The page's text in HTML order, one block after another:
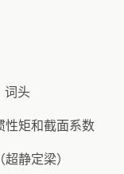
词头
性矩和截面系数
静定梁）